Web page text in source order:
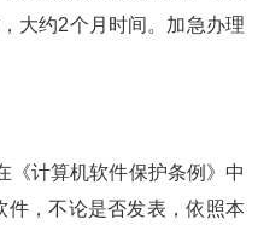
大约2个月时间。加急办理
《计算机软件保护条例》中
件，不论是否发表，依照本